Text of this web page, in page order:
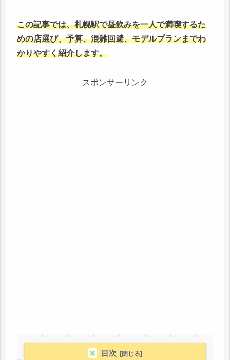
この記事では、札幌駅で昼飲みを一人で満喫するた
めの店選び、予算、混雑回避、モデルプランまでわ
かりやすく紹介します。
スポンサーリンク
目次